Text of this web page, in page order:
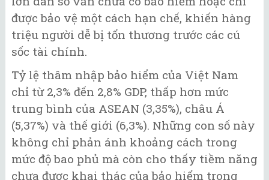
được bảo vệ một cách hạn chế, khiến hàng
triệu người dễ bị tổn thương trước các cú
sốc tài chính.
Tỷ lệ thâm nhập bảo hiểm của Việt Nam
chỉ từ 2,3% đến 2,8% GDP, thấp hơn mức
trung bình của ASEAN (3,35%), châu Á
(5,37%) và thế giới (6,3%). Những con số này
không chỉ phản ánh khoảng cách trong
mức độ bao phủ mà còn cho thấy tiềm năng
chưa được khai thác của bảo hiểm trong